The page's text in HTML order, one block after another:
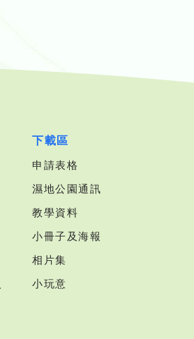
下載區
申請表格
濕地公園通訊
教學資料
小冊子及海報
相片集
小玩意